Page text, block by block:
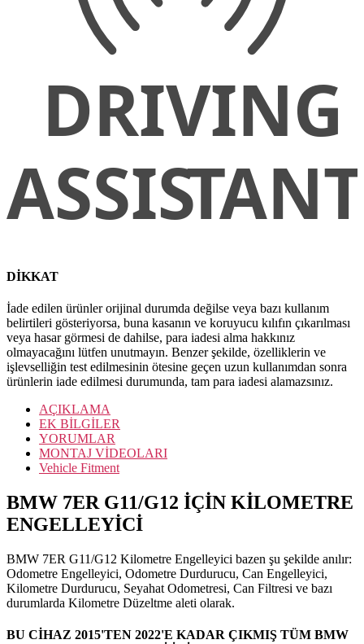
DİKKAT
İade edilen ürünler orijinal durumda değilse veya bazı kullanım
belirtileri gösteriyorsa, buna kasanın ve koruyucu kılıfın çıkarılması
veya hasar görmesi de dahilse, para iadesi alma hakkınız
olmayacağını lütfen unutmayın. Benzer şekilde, özelliklerin ve
işlevselliğin test edilmesinin ötesine geçen uzun kullanımdan sonra
ürünlerin iade edilmesi durumunda, tam para iadesi alamazsınız.
AÇIKLAMA
EK BİLGİLER
YORUMLAR
MONTAJ VİDEOLARI
Vehicle Fitment
BMW 7ER G11/G12 İÇİN KİLOMETRE
ENGELLEYİCİ
BMW 7ER G11/G12 Kilometre Engelleyici bazen şu şekilde anılır:
Odometre Engelleyici, Odometre Durdurucu, Can Engelleyici,
Kilometre Durdurucu, Seyahat Odometresi, Can Filtresi ve bazı
durumlarda Kilometre Düzeltme aleti olarak.
BU CİHAZ 2015'TEN 2022'E KADAR ÇIKMIŞ TÜM BMW